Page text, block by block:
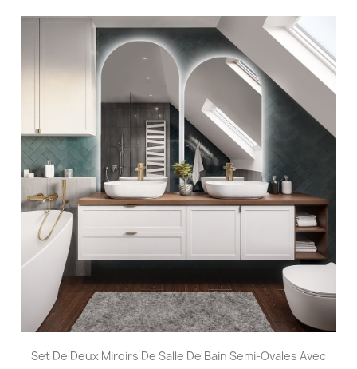
Set De Deux Miroirs De Salle De Bain Semi-Ovales Avec